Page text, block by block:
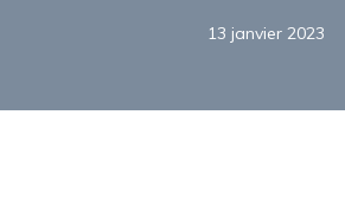
13 janvier 2023